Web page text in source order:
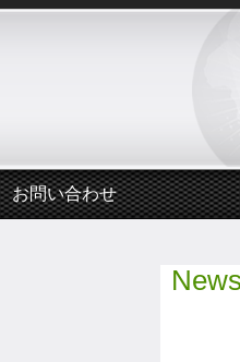
お問い合わせ